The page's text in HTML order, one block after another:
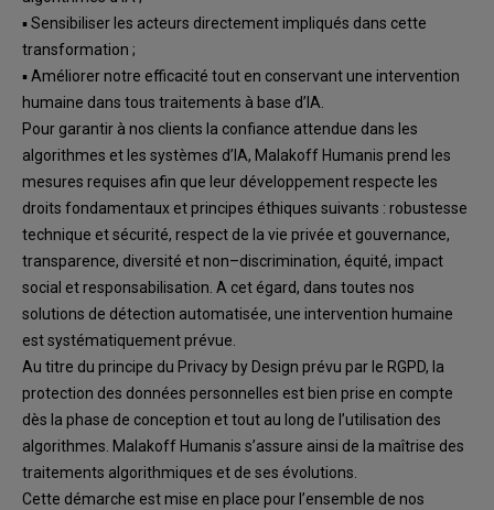
▪Sensibiliser les acteurs directement impliqués dans cette
transformation ;
▪Améliorer notre efficacité tout en conservant une intervention
humaine dans tous traitements à base d’IA
Pour garantir à nos clients la confiance attendue dans les
algorithmes et les systèmes d’IA, Malakoff Humanis prend les
mesures requises afin que leur développement respecte les
droits fondamentaux et principes éthiques suivants : robustesse
technique et sécurité, respect de la vie privée et gouvernance,
transparence, diversité et non–discrimination, équité, impact
social etresponsabilisation. A cet égard, dans toutes nos
solutions de détection automatisée, une intervention humaine
est systématiquement prévue.
Au titre du principe du Privacy by Design prévu par le RGPD, la
protection des données personnelles est bien prise en compte
dès la phase de conception et tout au long de l’utilisation des
algorithmes. Malakoff Humanis s’assure ainsi de la maîtrise des
traitements algorithmiques et de ses évolutions.
Cette démarche est mise en place pour l’ensemble de nos